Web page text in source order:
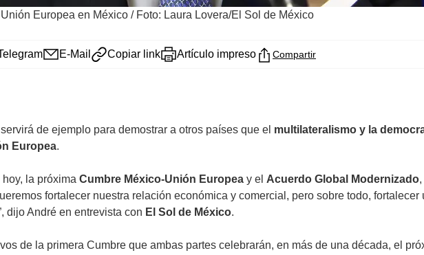
Europea en México / Foto: Laura Lovera/El Sol de México
E-Mail Copiar link Artículo impreso Compartir
servirá de ejemplo para demostrar a otros países que el multilateralismo y la
Europea.
la próxima Cumbre México-Unión Europea y el Acuerdo Global Modernizado
fortalecer nuestra relación económica y comercial, pero sobre todo,
dijo André en entrevista con El Sol de México.
de la primera Cumbre que ambas partes celebrarán, en más de una década, el